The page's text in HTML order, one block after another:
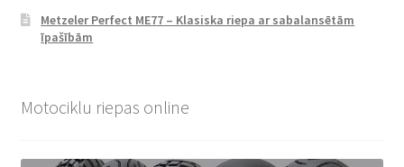
Metzeler Perfect ME77 – Klasiska riepa ar sabalansētām
īpašībām
Motociklu riepas online